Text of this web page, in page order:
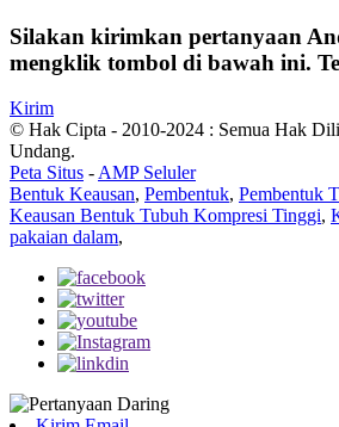
Silakan kirimkan pertanyaan
mengklik tombol di bawah ini.
Kirim
© Hak Cipta - 2010-2024 : Semua Hak
Undang.
Peta Situs -AMP Seluler
Bentuk Keausan, Pembentuk, Pembentuk
Keausan Bentuk Tubuh Kompresi Tinggi,
pakaian dalam,